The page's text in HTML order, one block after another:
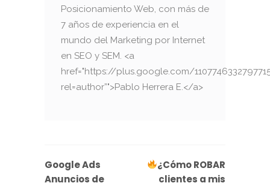
Posicionamiento Web, con más de
7 años de experiencia en el
mundo del Marketing por Internet
en SEO y SEM. <a
href="https://plus.google.com/
rel=author”">Pablo Herrera E.</a>
Google Ads
Anuncios de
¿Cómo ROBAR
clientes a mis